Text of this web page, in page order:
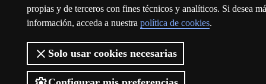
propias y de terceros con fines técnicos y analíticos. Si desea
información, acceda a nuestra política de cookies.
Solo usar cookies necesarias